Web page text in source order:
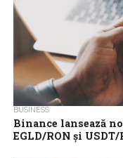
BUSINESS
Binance lansează
EGLD/RON și USDT/